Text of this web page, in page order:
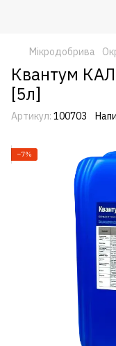
Мікродобрива
Квантум
[5л]
Артикул: 100703
−7%